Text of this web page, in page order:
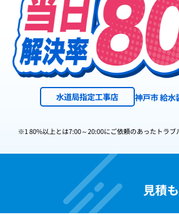
水道局指定工事店 神戸市 給
※1 80%以上とは7:00～20:00にご依頼のあったトラブ
見積